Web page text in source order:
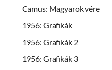
Camus: Magyarok vére
1956: Grafikák
1956: Grafikák 2
1956: Grafikák 3